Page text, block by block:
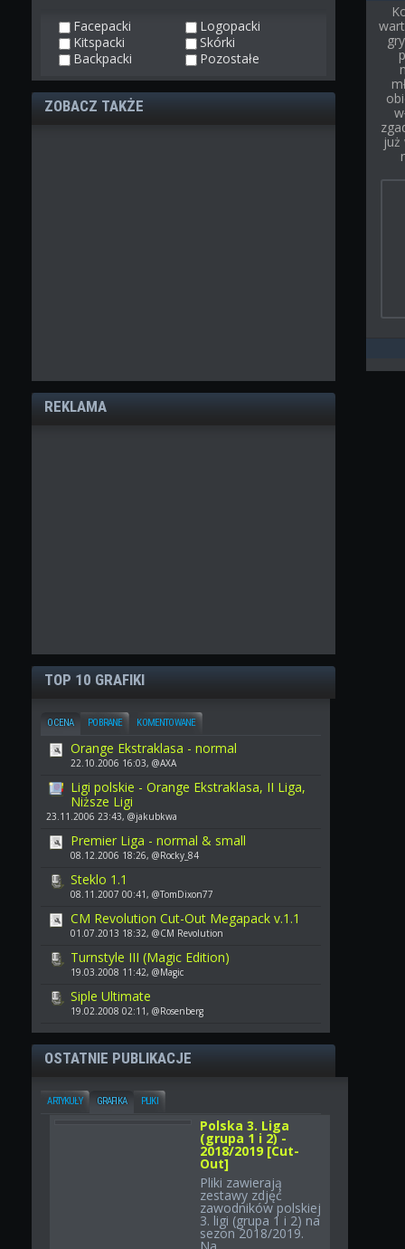
Facepacki
Logopacki
Kitspacki
Skórki
Backpacki
Pozostałe
ZOBACZ TAKŻE
REKLAMA
TOP 10 GRAFIKI
OCENA POBRANE KOMENTOWANE
Orange Ekstraklasa - normal
22.10.2006 16:03, @AXA
Ligi polskie - Orange Ekstraklasa, II Liga,
Niższe Ligi
23.11.2006 23:43, @jakubkwa
Premier Liga - normal & small
08.12.2006 18:26, @Rocky_84
Steklo 1.1
08.11.2007 00:41, @TomDixon77
CM Revolution Cut-Out Megapack v.1.1
01.07.2013 18:32, @CM Revolution
Turnstyle III (Magic Edition)
19.03.2008 11:42, @Magic
Siple Ultimate
19.02.2008 02:11, @Rosenberg
OSTATNIE PUBLIKACJE
ARTYKUŁY GRAFIKA PLIKI
Polska 3. Liga
(grupa 1 i 2) -
2018/2019 [Cut-
Out]
Pliki zawierają
zestawy zdjęć
zawodników polskiej
3. ligi (grupa 1 i 2) na
sezon 2018/2019.
już